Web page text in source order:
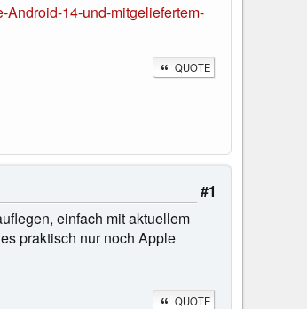
Android-14-und-mitgeliefertem-
QUOTE
#1
einfach mit aktuellem
praktisch nur noch Apple
QUOTE